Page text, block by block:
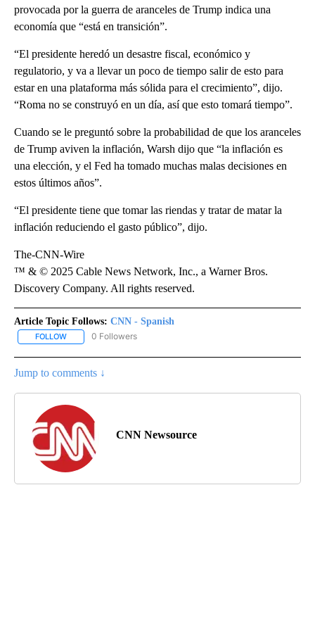
provocada por la guerra de aranceles de Trump indica una
economía que “está en transición”.
“El presidente heredó un desastre fiscal, económico y
regulatorio, y va a llevar un poco de tiempo salir de esto para
estar en una plataforma más sólida para el crecimiento”, dijo.
“Roma no se construyó en un día, así que esto tomará tiempo”.
Cuando se le preguntó sobre la probabilidad de que los aranceles
de Trump aviven la inflación, Warsh dijo que “la inflación es
una elección, y el Fed ha tomado muchas malas decisiones en
estos últimos años”.
“El presidente tiene que tomar las riendas y tratar de matar la
inflación reduciendo el gasto público”, dijo.
The-CNN-Wire
™ & © 2025 Cable News Network, Inc., a Warner Bros.
Discovery Company. All rights reserved.
Article Topic Follows: CNN - Spanish
FOLLOW FOLLOW "CNN - SPANISH" TO RECEIVE NOTIFICATIONS ABOUT
0 Followers
Jump to comments ↓
CNN Newsource